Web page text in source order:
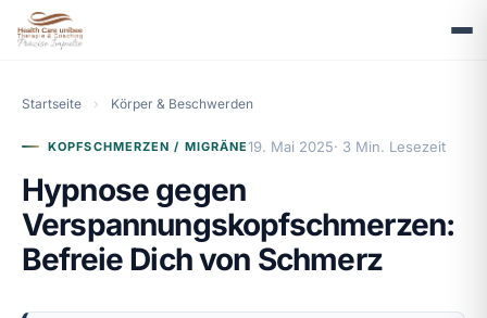
Startseite › Körper & Beschwerden
KOPFSCHMERZEN / MIGRÄNE19. Mai 2025· 3 Min. Lesezeit
Hypnose gegen
Verspannungskopfschmerzen:
Befreie Dich von Schmerz